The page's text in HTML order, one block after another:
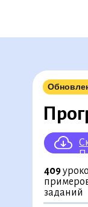
409
заданий
◉
◉
◉
◉
◉
◉